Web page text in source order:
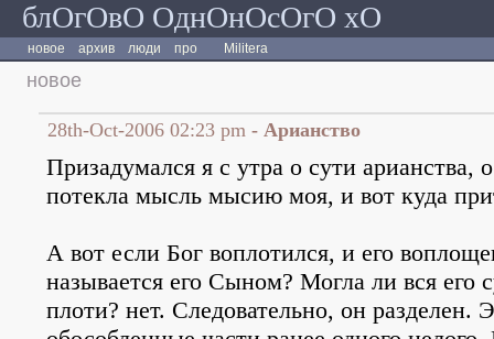
блОгОвО ОднОнОсОгО хО
новое архив люди про Militera
новое
28th-Oct-2006 02:23 pm - Арианство
Призадумался я с утра о сути арианства,
потекла мысль мысию моя, и вот куда
А вот если Бог воплотился, и его
называется его Сыном? Могла ли вся его
плоти? нет. Следовательно, он разделен.